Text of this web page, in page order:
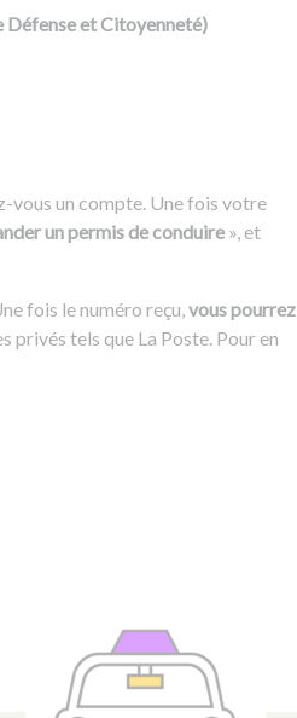
Défense et Citoyenneté)
vous un compte. Une fois votre
un permis de conduire », et
fois le numéro reçu,vous pourrez
privés tels que La Poste. Pour en